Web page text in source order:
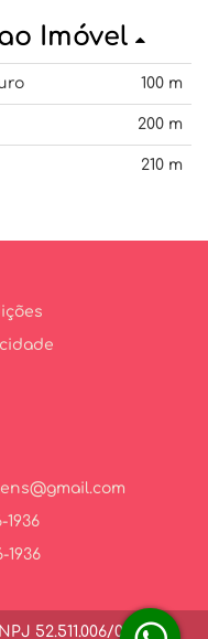
Imóvel
100 m
200 m
210 m
1936
1936
52.511.006/0001-27